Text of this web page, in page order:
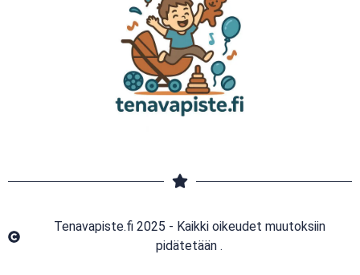
Tenavapiste.fi 2025 - Kaikki oikeudet muutoksiin
pidätetään .